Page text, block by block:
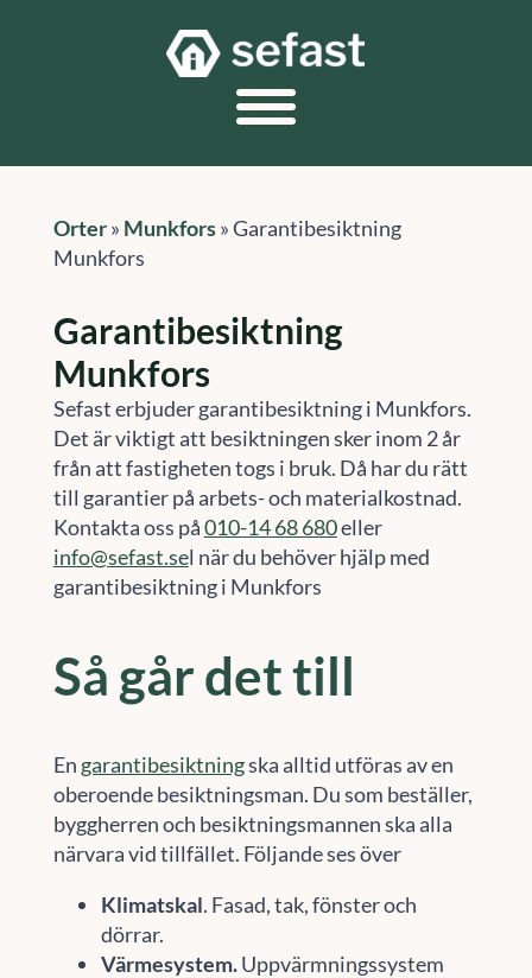
Orter» Munkfors»Garantibesiktning
Munkfors
Garantibesiktning
Munkfors
Sefast erbjuder garantibesiktning i Munkfors.
Det är viktigt att besiktningen sker inom 2 år
från att fastigheten togs i bruk. Då har du rätt
till garantier på arbets- och materialkostnad.
Kontakta oss på010-14 68 680eller
info@sefast.sel när du behöver hjälp med
garantibesiktning i Munkfors
Så går det till
En garantibesiktningska alltid utföras av en
oberoende besiktningsman. Du som beställer,
byggherren och besiktningsmannen ska alla
närvara vid tillfället. Följande ses över
Klimatskal. Fasad, tak, fönster och
dörrar.
Värmesystem.Uppvärmningssystem